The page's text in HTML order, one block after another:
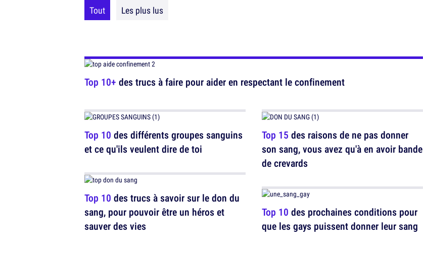
Tout Les plus lus
Top 10+ des trucs à faire pour aider en respectant le confinement
Top 10 des différents groupes sanguins
et ce qu'ils veulent dire de toi
Top 10 des trucs à savoir sur le don du
sang, pour pouvoir être un héros et
sauver des vies
Top 15 des raisons de ne pas donner
son sang, vous avez qu'à en avoir bande
de crevards
Top 10 des prochaines conditions pour
que les gays puissent donner leur sang